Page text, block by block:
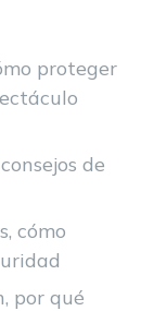
proteger
de
cómo
por qué